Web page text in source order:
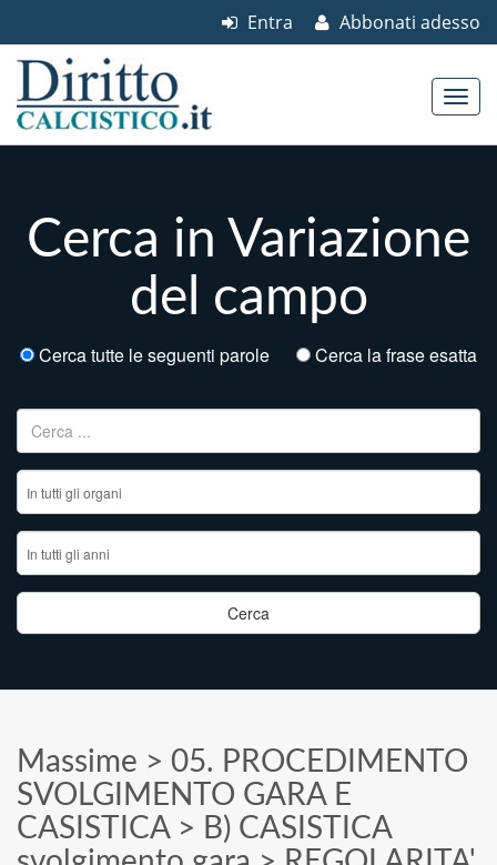
Abbonati adesso
Entra
Cerca in Variazione
del campo
Cerca tutte le seguenti parole Cerca la frase esatta
Ricerca per:
Massime > 05. PROCEDIMENTO
SVOLGIMENTO GARA E
CASISTICA> B) CASISTICA